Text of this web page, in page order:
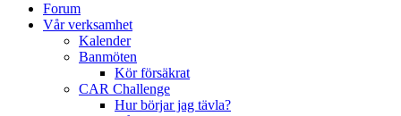
Forum
Vår verksamhet
Kalender
Banmöten
Kör försäkrat
CAR Challenge
Hur börjar jag tävla?